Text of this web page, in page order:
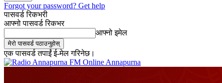
Forgot your password? Get help
पासवर्ड रिकभरी
आफ्नो पासवर्ड रिकभर
आफ्नो इमेल
एक पासवर्ड तपाईं ई-मेल गरिनेछ।
Online Annapurna